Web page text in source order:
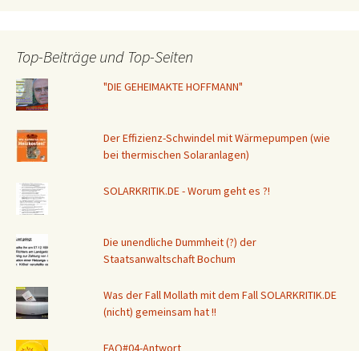
Top-Beiträge und Top-Seiten
"DIE GEHEIMAKTE HOFFMANN"
Der Effizienz-Schwindel mit Wärmepumpen (wie
bei thermischen Solaranlagen)
SOLARKRITIK.DE - Worum geht es ?!
Die unendliche Dummheit (?) der
Staatsanwaltschaft Bochum
Was der Fall Mollath mit dem Fall SOLARKRITIK.DE
(nicht) gemeinsam hat !!
FAQ#04-Antwort